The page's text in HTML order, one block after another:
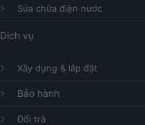
Sửa chữa điện nước
Dịch vụ
Xây dựng & lắp đặt
Bảo hành
Đổi trả